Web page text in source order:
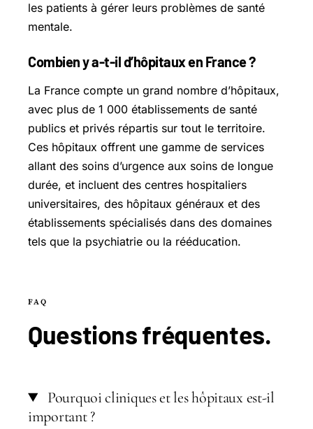
les patients à gérer leurs problèmes de santé
mentale.
Combien y a-t-il d’hôpitaux en France ?
La France compte un grand nombre d’hôpitaux,
avec plus de 1 000 établissements de santé
publics et privés répartis sur tout le territoire.
Ces hôpitaux offrent une gamme de services
allant des soins d’urgence aux soins de longue
durée, et incluent des centres hospitaliers
universitaires, des hôpitaux généraux et des
établissements spécialisés dans des domaines
tels que la psychiatrie ou la rééducation.
FAQ
Questionsfréquentes.
Pourquoi cliniques et les hôpitaux est-il
important ?